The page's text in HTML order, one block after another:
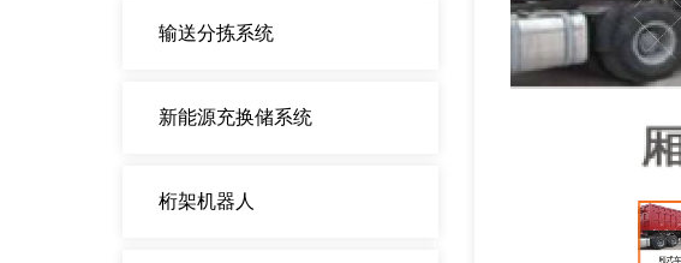
输送分拣系统
新能源充换储系统
桁架机器人